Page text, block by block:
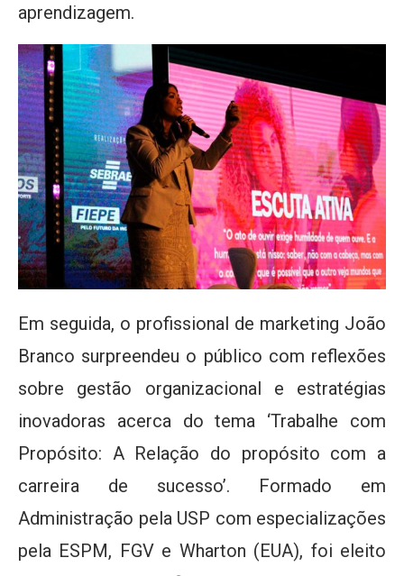
aprendizagem.
Em seguida, o profissional de marketing João
Branco surpreendeu o público com reflexões
sobre gestão organizacional e estratégias
inovadoras acerca do tema ‘Trabalhe com
Propósito: A Relação do propósito com a
carreira de sucesso’. Formado em
Administração pela USP com especializações
pela ESPM, FGV e Wharton (EUA), foi eleito